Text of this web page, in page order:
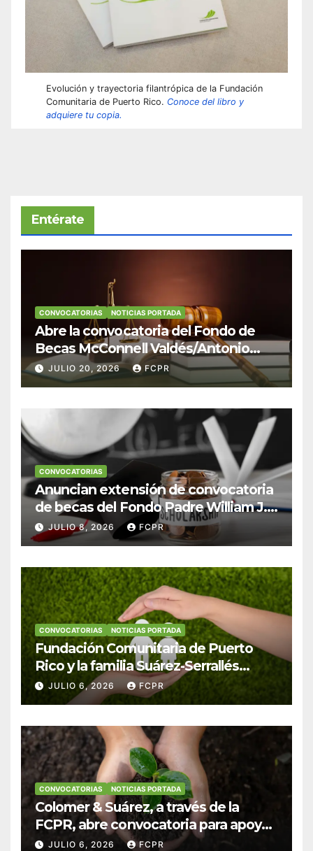
Evolución y trayectoria filantrópica de la Fundación
Comunitaria de Puerto Rico. Conoce del libro y
adquiere tu copia.
Entérate
CONVOCATORIAS NOTICIAS PORTADA
Abre la convocatoria del Fondo de
Becas McConnell Valdés/Antonio
Escudero Viera para estudiantes de
Derecho en Puerto Rico
JULIO 20, 2026 FCPR
CONVOCATORIAS
Anuncian extensión de convocatoria
de becas del Fondo Padre William J.
Hendricks, SJ para estudiantes del
Colegio San Ignacio
JULIO 8, 2026 FCPR
CONVOCATORIAS NOTICIAS PORTADA
Fundación Comunitaria de Puerto
Rico y la familia Suárez-Serrallés
anuncian convocatoria para
fortalecer hogares y albergues
JULIO 6, 2026 FCPR
CONVOCATORIAS NOTICIAS PORTADA
Colomer & Suárez, a través de la
FCPR, abre convocatoria para apoyar
proyectos de seguridad alimentaria
JULIO 6, 2026 FCPR